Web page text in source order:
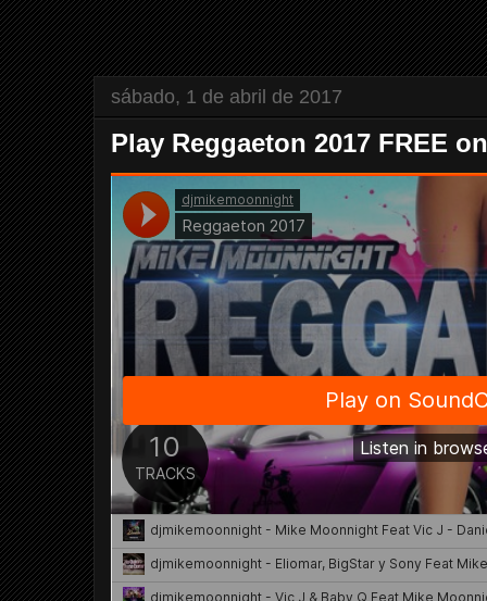
sábado, 1 de abril de 2017
Play Reggaeton 2017 FREE